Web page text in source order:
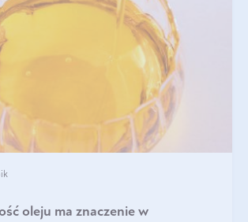
oleju ma znaczenie w